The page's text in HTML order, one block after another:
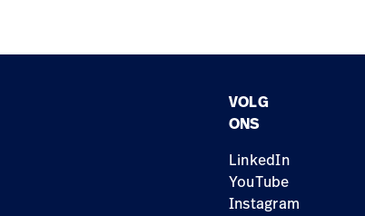
VOLG
ONS
LinkedIn
YouTube
Instagram